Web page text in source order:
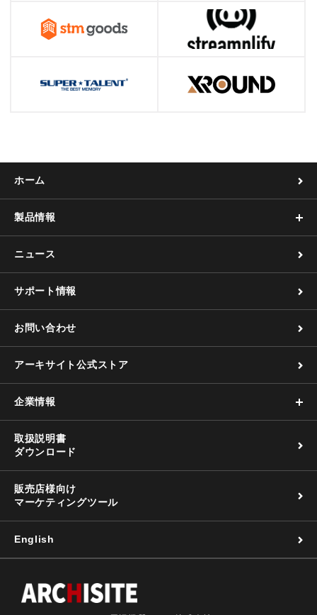
ホーム
製品情報
ニュース
サポート情報
お問い合わせ
アーキサイト公式ストア
企業情報
取扱説明書
ダウンロード
販売店様向け
マーケティングツール
English